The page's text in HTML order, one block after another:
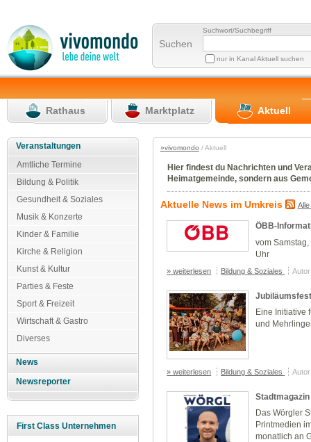
Suchen
Suchwort/Suchbegriff
nur in Kanal Aktuell suchen
Rathaus Marktplatz Aktuell
Veranstaltungen
Amtliche Termine
Bildung & Politik
Gesundheit & Soziales
Musik & Konzerte
Kinder & Familie
Kirche & Religion
Kunst & Kultur
Parties & Feste
Sport & Freizeit
Wirtschaft & Gastro
Diverses
News
Newsreporter
First Class Unternehmen
»vivomondo / Aktuell
Hier findest du Nachrichten und
Heimatgemeinde, sondern aus
Aktuelle News im Umkreis
ÖBB-
vom
Uhr
» weiterlesen Bildung & Soziales
Eine Initiative
und
» weiterlesen Bildung & Soziales
Das Wörgler
Printmedien
monatlich an